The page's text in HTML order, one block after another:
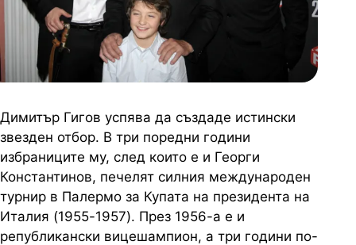
Димитър Гигов успява да създаде истински
звезден отбор. В три поредни години
избраниците му, след които е и Георги
Константинов, печелят силния международен
турнир в Палермо за Купата на президента на
Италия (1955-1957). През 1956-а е и
републикански вицешампион, а три години по-